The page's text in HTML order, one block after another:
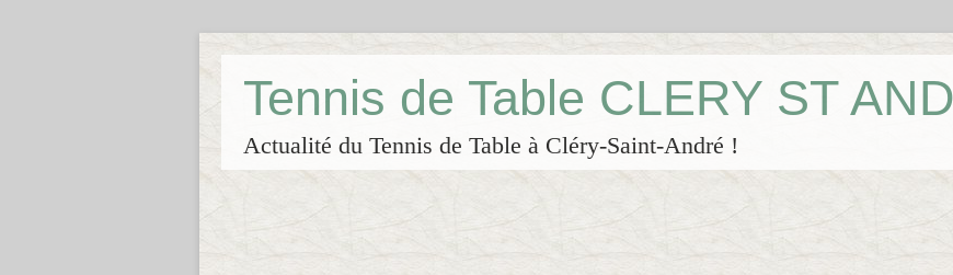
Tennis de Table CLERY ST
Actualité du Tennis de Table à Cléry-Saint-André !